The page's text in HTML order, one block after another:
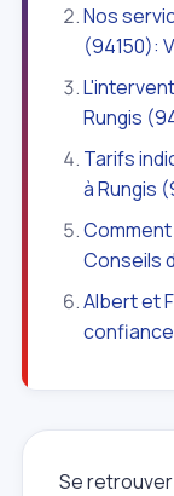
Nos
(94150):
Rungis
Tarifs
à Rungis
Conseils
Albert et
confiance
Se